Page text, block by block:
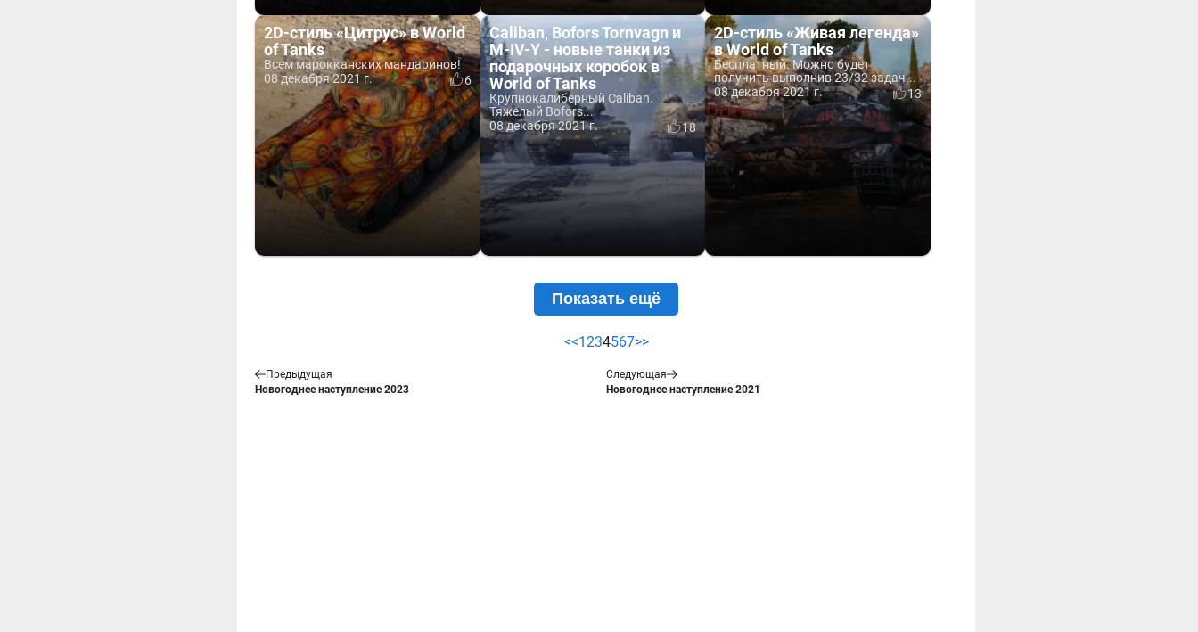
2D-стиль «Цитрус» в World
of Tanks
Всем марокканских мандаринов!
08 декабря 2021 г.
6
Caliban, Bofors Tornvagn и
M-IV-Y - новые танки из
подарочных коробок в
World of Tanks
Крупнокалиберный Caliban.
Тяжелый Bofors...
08 декабря 2021 г.
18
2D-стиль «Живая легенда»
в World of Tanks
Бесплатный. Можно будет
получить выполнив 23/32 задач...
08 декабря 2021 г.
13
Показать ещё
<<1234567>>
Предыдущая
Новогоднее наступление 2023
Следующая
Новогоднее наступление 2021